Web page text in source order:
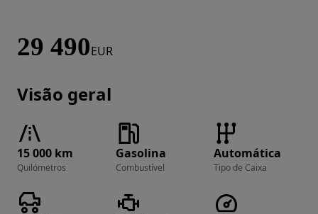
29 490EUR
Visão geral
15 000 km
Quilómetros
Gasolina
Combustível
Automática
Tipo de Caixa